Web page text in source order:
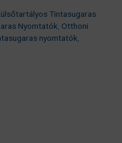
Tintasugaras
Nyomtatók, Otthoni
nyomtatók,